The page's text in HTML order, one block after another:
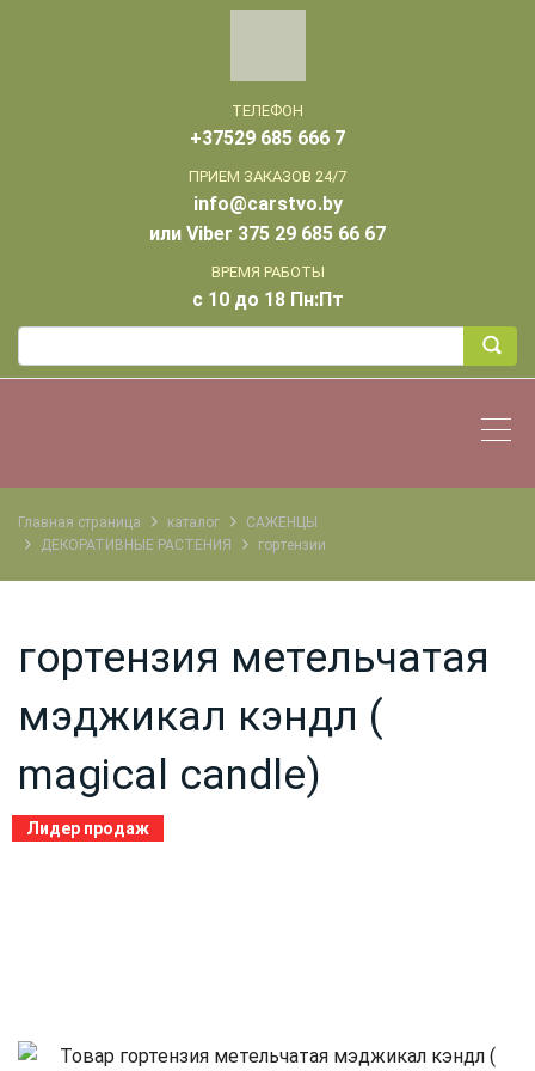
ТЕЛЕФОН
+37529 685 666 7
ПРИЕМ ЗАКАЗОВ 24/7
info@carstvo.by
или Viber 375 29 685 66 67
ВРЕМЯ РАБОТЫ
с 10 до 18 Пн:Пт
Главная страница каталог
САЖЕНЦЫ
ДЕКОРАТИВНЫЕ РАСТЕНИЯ
гортензии
гортензия метельчатая
мэджикал кэндл (
magical candle)
Лидер продаж